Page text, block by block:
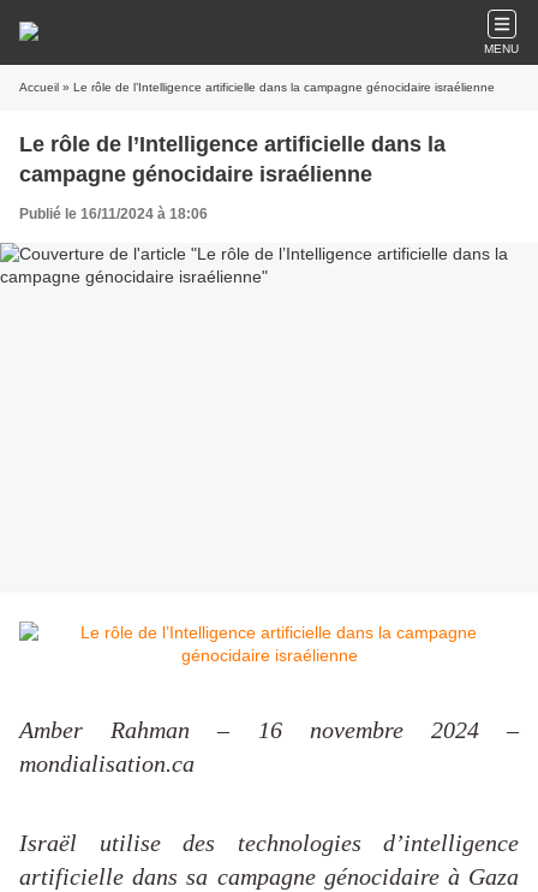
MENU
Accueil » Le rôle de l’Intelligence artificielle dans la campagne génocidaire israélienne
Le rôle de l’Intelligence artificielle dans la
campagne génocidaire israélienne
Publié le 16/11/2024 à 18:06
Amber Rahman – 16 novembre 2024 –
mondialisation.ca
Israël utilise des technologies d’intelligence
artificielle dans sa campagne génocidaire à Gaza